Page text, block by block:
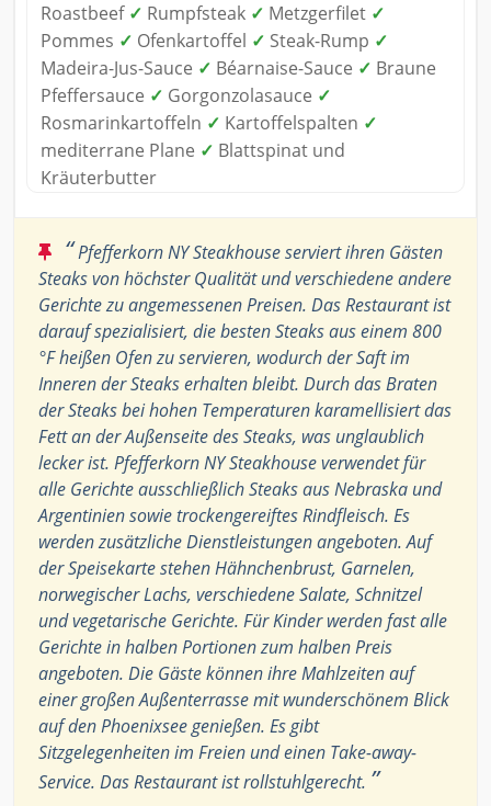
Roastbeef ✓ Rumpfsteak ✓ Metzgerfilet ✓
Pommes ✓ Ofenkartoffel ✓ Steak-Rump ✓
Madeira-Jus-Sauce ✓ Béarnaise-Sauce ✓ Braune
Pfeffersauce ✓ Gorgonzolasauce ✓
Rosmarinkartoffeln ✓ Kartoffelspalten ✓
mediterrane Plane ✓ Blattspinat und
Kräuterbutter
“Pfefferkorn NY Steakhouse serviert ihren Gästen
Steaks von höchster Qualität und verschiedene andere
Gerichte zu angemessenen Preisen. Das Restaurant ist
darauf spezialisiert, die besten Steaks aus einem 800
°F heißen Ofen zu servieren, wodurch der Saft im
Inneren der Steaks erhalten bleibt. Durch das Braten
der Steaks bei hohen Temperaturen karamellisiert das
Fett an der Außenseite des Steaks, was unglaublich
lecker ist. Pfefferkorn NY Steakhouse verwendet für
alle Gerichte ausschließlich Steaks aus Nebraska und
Argentinien sowie trockengereiftes Rindfleisch. Es
werden zusätzliche Dienstleistungen angeboten. Auf
der Speisekarte stehen Hähnchenbrust, Garnelen,
norwegischer Lachs, verschiedene Salate, Schnitzel
und vegetarische Gerichte. Für Kinder werden fast alle
Gerichte in halben Portionen zum halben Preis
angeboten. Die Gäste können ihre Mahlzeiten auf
einer großen Außenterrasse mit wunderschönem Blick
auf den Phoenixsee genießen. Es gibt
Sitzgelegenheiten im Freien und einen Take-away-
Service. Das Restaurant ist rollstuhlgerecht. ”